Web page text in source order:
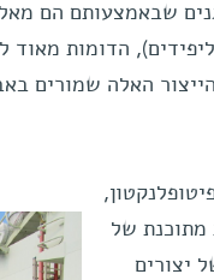
שבאמצעותם הם
הדומות
האלה שמורים
מתוכנת של
יצורים